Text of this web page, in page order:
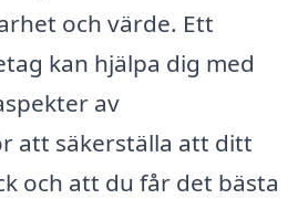
och värde. Ett
kan hjälpa dig med
av
att säkerställa att ditt
och att du får det bästa